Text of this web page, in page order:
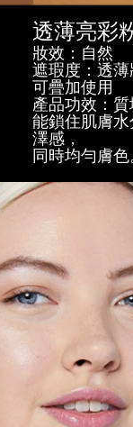
透薄亮彩
妝效：自然
遮瑕度：透薄
可疊加使用
產品功效：質
能鎖住肌膚
澤感，
同時均勻膚色